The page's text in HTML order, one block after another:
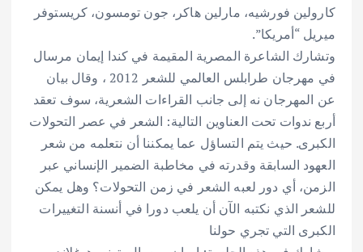
كارولين فورشيه، مارلين هاكر، جون تومسون، كريستوفر
ميريل “أمريكا”.
وتشارك الشاعرة المصرية المقيمة في كندا إيمان مرسال
في مهرجان طرابلس العالمي للشعر 2012 ، وقال بيان
عن المهرجان نه إلى جانب القراءات الشعرية، سوف تعقد
أربع ندوات تحت العناوين التالية: الشعر في عصر التحولات
الكبرى. حيث يتم التساؤل عما يمكننا أن نتعلمه من شعر
العهود السابقة وقدرته في مخاطبة الضمير الإنساني عبر
الزمن، أي دور لعبه الشعر في زمن التحولات؟ وهل يمكن
للشعر الذي نكتبه الآن أن يلعب دورا في أنسنة التغييرات
الكبرى التي تجري حولنا